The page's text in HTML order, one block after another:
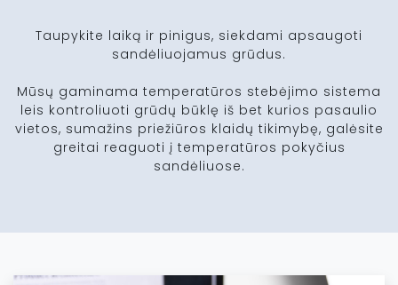
Taupykite laiką ir pinigus, siekdami apsaugoti
sandėliuojamus grūdus.
Mūsų gaminama temperatūros stebėjimo sistema
leis kontroliuoti grūdų būklę iš bet kurios pasaulio
vietos, sumažins priežiūros klaidų tikimybę, galėsite
greitai reaguoti į temperatūros pokyčius
sandėliuose.